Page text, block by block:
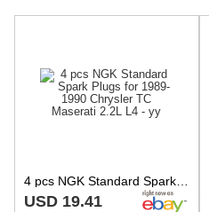
4 pcs NGK Standard Spark Plugs for 1989-1990 Chrysler TC Maserati 2.2L L4 - yy
USD 19.41